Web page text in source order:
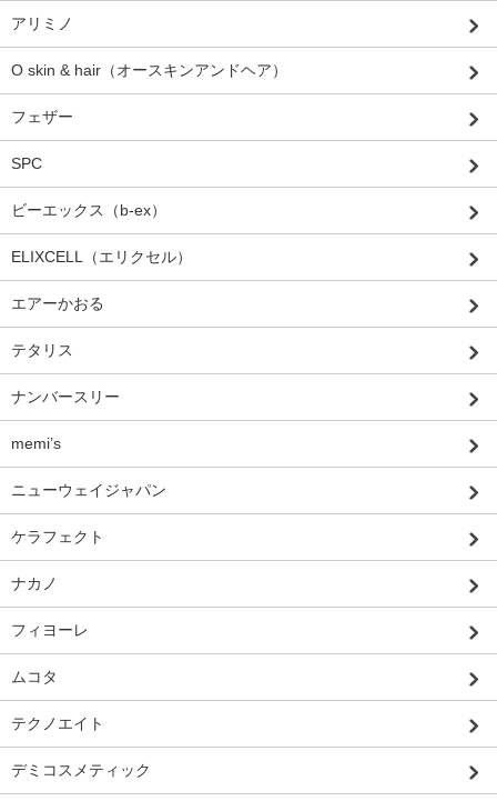
アリミノ
O skin & hair（オースキンアンドヘア）
フェザー
SPC
ビーエックス（b-ex）
ELIXCELL（エリクセル）
エアーかおる
テタリス
ナンバースリー
memi’s
ニューウェイジャパン
ケラフェクト
ナカノ
フィヨーレ
ムコタ
テクノエイト
デミコスメティック